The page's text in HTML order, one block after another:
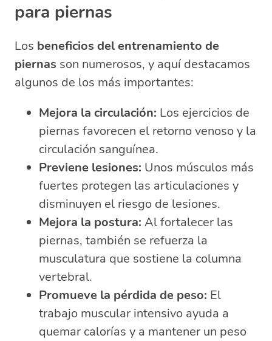
para piernas
Los beneficios del entrenamiento de
piernas son numerosos, y aquí destacamos
algunos de los más importantes:
Mejora la circulación: Los ejercicios de
piernas favorecen el retorno venoso y la
circulación sanguínea.
Previene lesiones: Unos músculos más
fuertes protegen las articulaciones y
disminuyen el riesgo de lesiones.
Mejora la postura: Al fortalecer las
piernas, también se refuerza la
musculatura que sostiene la columna
vertebral.
Promueve la pérdida de peso: El
trabajo muscular intensivo ayuda a
quemar calorías y a mantener un peso